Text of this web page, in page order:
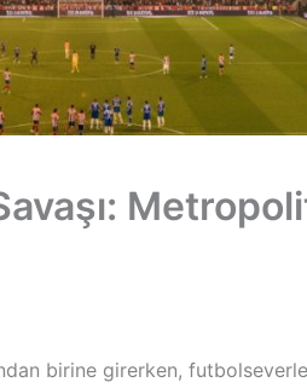
birine girerken,